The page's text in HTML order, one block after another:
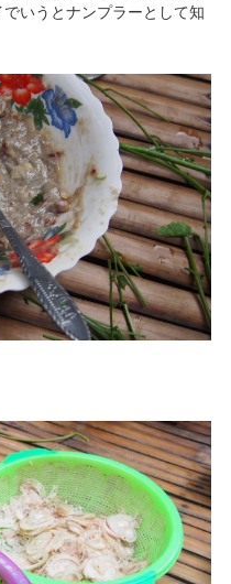
いうとナンプラーとして知